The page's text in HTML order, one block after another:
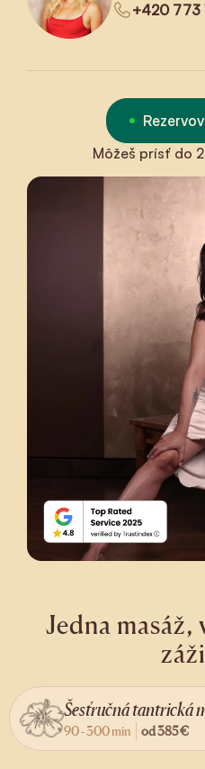
+420 773
Môžeš prísť do
Jedna
Šesťručná tantrická
90 - 300 min od385 €